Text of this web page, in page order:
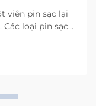
viên pin sạc lại
loại pin sạc
năng mà
bị là yếu tố